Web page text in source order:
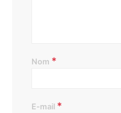
Nom *
E-mail *